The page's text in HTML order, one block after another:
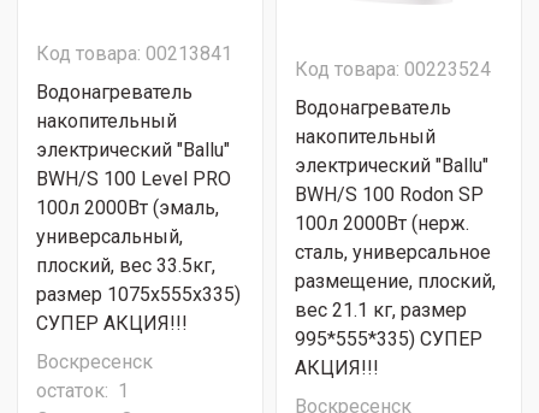
Код товара: 00213841
Водонагреватель
накопительный
электрический "Ballu"
BWH/S 100 Level PRO
100л 2000Вт (эмаль,
универсальный,
плоский, вес 33.5кг,
размер 1075х555х335)
СУПЕР АКЦИЯ!!!
Воскресенск
остаток: 1
Код товара: 00223524
Водонагреватель
накопительный
электрический "Ballu"
BWH/S 100 Rodon SP
100л 2000Вт (нерж.
сталь, универсальное
размещение, плоский,
вес 21.1 кг, размер
995*555*335) СУПЕР
АКЦИЯ!!!
Воскресенск